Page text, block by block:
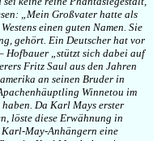
„Mein Großvater hatte als
einen guten Namen. Sie
gehört. Ein Deutscher hat vor
Hofbauer „stützt sich dabei auf
Fritz Saul aus den Jahren
an seinen Bruder in
Winnetou im
Da Karl Mays erster
löste diese Erwähnung in
Karl-May-Anhängern eine